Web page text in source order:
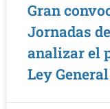
Gran
Jornadas
analizar el
Ley